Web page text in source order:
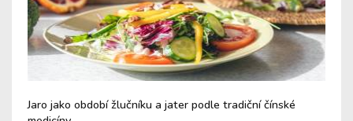
Jaro jako období žlučníku a jater podle tradiční čínské